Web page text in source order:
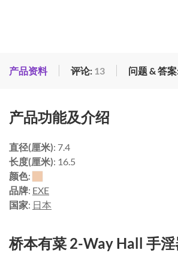
产品资料 评论: 13 问题 & 答
产品功能及介绍
直径(厘米): 7.4
长度(厘米): 16.5
颜色:
品牌: EXE
国家: 日本
桥本有菜 2-Way Hall 手